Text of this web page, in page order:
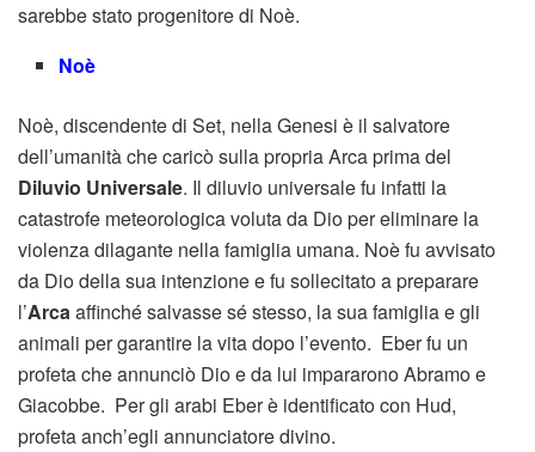
sarebbe stato progenitore di Noè.
Noè
Noè, discendente di Set, nella Genesi è il salvatore
dell’umanità che caricò sulla propria Arca prima del
Diluvio Universale. Il diluvio universale fu infatti la
catastrofe meteorologica voluta da Dio per eliminare la
violenza dilagante nella famiglia umana. Noè fu avvisato
da Dio della sua intenzione e fu sollecitato a preparare
l’Arcaaffinché salvasse sé stesso, la sua famiglia e gli
animali per garantire la vita dopo l’evento. Eber fu un
profeta che annunciò Dio e da lui impararono Abramo e
Giacobbe. Per gli arabi Eber è identificato con Hud,
profeta anch’egli annunciatore divino.